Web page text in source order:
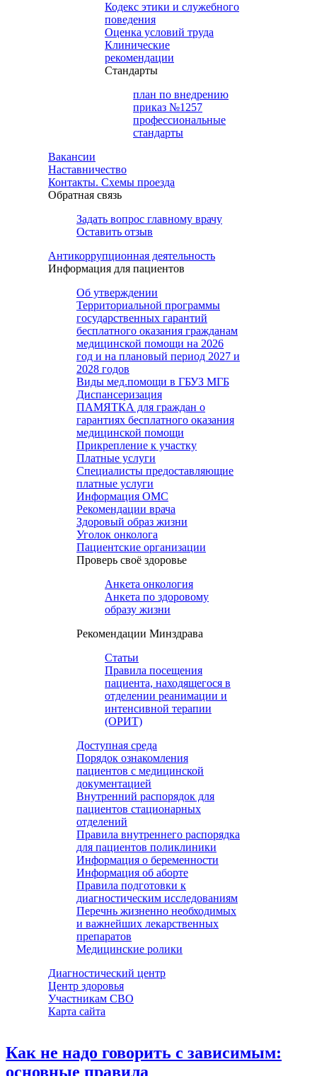
Кодекс этики и служебного
поведения
Оценка условий труда
Клинические
рекомендации
Cтандарты
план по внедрению
приказ №1257
профессиональные
стандарты
Вакансии
Наставничество
Контакты. Схемы проезда
Обратная связь
Задать вопрос главному врачу
Оставить отзыв
Антикоррупционная деятельность
Информация для пациентов
Об утверждении
Территориальной программы
государственных гарантий
бесплатного оказания гражданам
медицинской помощи на 2026
год и на плановый период 2027 и
2028 годов
Виды мед.помощи в ГБУЗ МГБ
Диспансеризация
ПАМЯТКА для граждан о
гарантиях бесплатного оказания
медицинской помощи
Прикрепление к участку
Платные услуги
Специалисты предоставляющие
платные услуги
Информация ОМС
Рекомендации врача
Здоровый образ жизни
Уголок онколога
Пациентские организации
Проверь своё здоровье
Анкета онкология
Анкета по здоровому
образу жизни
Рекомендации Минздрава
Статьи
Правила посещения
пациента, находящегося в
отделении реанимации и
интенсивной терапии
(ОРИТ)
Доступная среда
Порядок ознакомления
пациентов с медицинской
документацией
Внутренний распорядок для
пациентов стационарных
отделений
Правила внутреннего распорядка
для пациентов поликлиники
Информация о беременности
Информация об аборте
Правила подготовки к
диагностическим исследованиям
Перечнь жизненно необходимых
и важнейших лекарственных
препаратов
Медицинские ролики
Диагностический центр
Центр здоровья
Участникам СВО
Карта сайта
Как не надо говорить с зависимым:
основные правила